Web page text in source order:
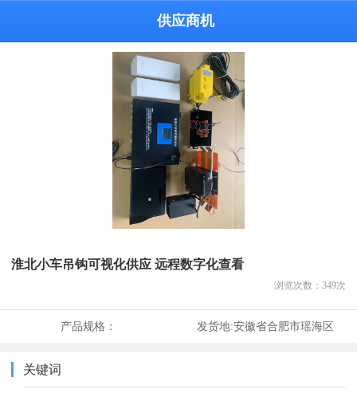
供应商机
淮北小车吊钩可视化供应 远程数字化查看
浏览次数： 349次
产品规格： 发货地:安徽省合肥市瑶海区
关键词